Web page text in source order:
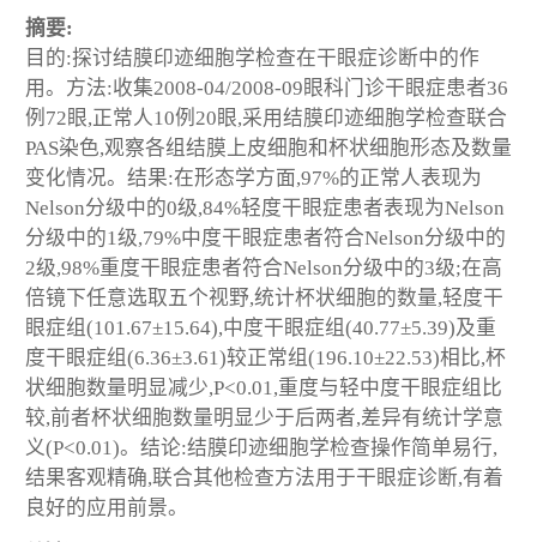
摘要:
目的:探讨结膜印迹细胞学检查在干眼症诊断中的作
用。方法:收集2008-04/2008-09眼科门诊干眼症患者36
例72眼,正常人10例20眼,采用结膜印迹细胞学检查联合
PAS染色,观察各组结膜上皮细胞和杯状细胞形态及数量
变化情况。结果:在形态学方面,97%的正常人表现为
Nelson分级中的0级,84%轻度干眼症患者表现为Nelson
分级中的1级,79%中度干眼症患者符合Nelson分级中的
2级,98%重度干眼症患者符合Nelson分级中的3级;在高
倍镜下任意选取五个视野,统计杯状细胞的数量,轻度干
眼症组(101.67±15.64),中度干眼症组(40.77±5.39)及重
度干眼症组(6.36±3.61)较正常组(196.10±22.53)相比,杯
状细胞数量明显减少,P<0.01,重度与轻中度干眼症组比
较,前者杯状细胞数量明显少于后两者,差异有统计学意
义(P<0.01)。结论:结膜印迹细胞学检查操作简单易行,
结果客观精确,联合其他检查方法用于干眼症诊断,有着
良好的应用前景。